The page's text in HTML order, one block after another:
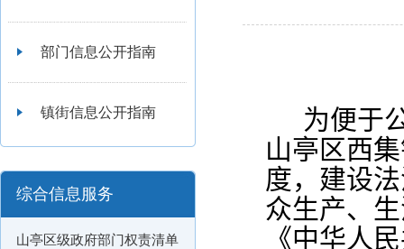
部门信息公开指南
镇街信息公开指南
综合信息服务
山亭区级政府部门权责清单
为便于
山亭区西
度，建设
众生产、
《中华人